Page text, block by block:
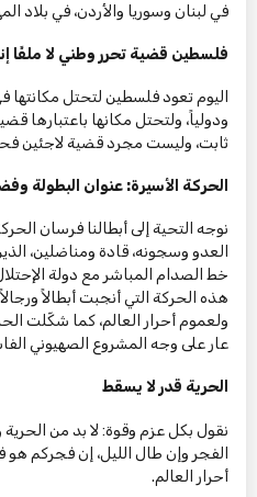
في لبنان وسوريا والأردن، في بلاد
فلسطين قضية تحرر وطني لا ملفًا
اليوم تعود فلسطين لتحتل مكانتها
ودولياً، ولتحتل مكانها باعتبارها
ثابت، وليست مجرد قضية لاجئين
الحركة الأسيرة: عنوان البطولة
نوجه التحية إلى أبطالنا فرسان
العدو وسجونه، قادة ومناضلين،
خط الصدام المباشر مع دولة
هذه الحركة التي أنجبت أبطالاً
ولعموم أحرار العالم، كما شكّلت
عار على وجه المشروع الصهيوني
الحرية قدر لا يسقط
نقول بكل عزم وقوة: لا بد من الحرية
الفجر وإن طال الليل، إن فجركم هو
أحرار العالم.